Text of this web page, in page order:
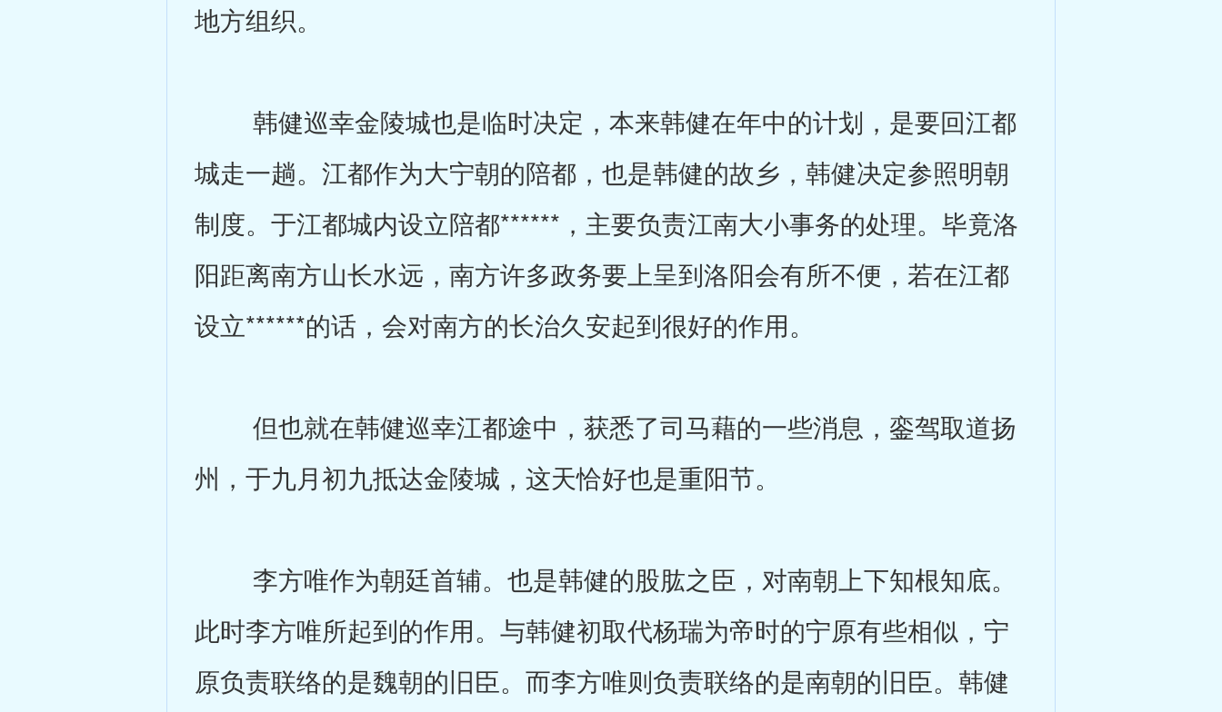
地方组织。
韩健巡幸金陵城也是临时决定，本来韩健在年中的计划，是要回江都
城走一趟。江都作为大宁朝的陪都，也是韩健的故乡，韩健决定参照明朝
制度。于江都城内设立陪都******，主要负责江南大小事务的处理。毕竟洛
阳距离南方山长水远，南方许多政务要上呈到洛阳会有所不便，若在江都
设立******的话，会对南方的长治久安起到很好的作用。
但也就在韩健巡幸江都途中，获悉了司马藉的一些消息，銮驾取道扬
州，于九月初九抵达金陵城，这天恰好也是重阳节。
李方唯作为朝廷首辅。也是韩健的股肱之臣，对南朝上下知根知底。
此时李方唯所起到的作用。与韩健初取代杨瑞为帝时的宁原有些相似，宁
原负责联络的是魏朝的旧臣。而李方唯则负责联络的是南朝的旧臣。韩健